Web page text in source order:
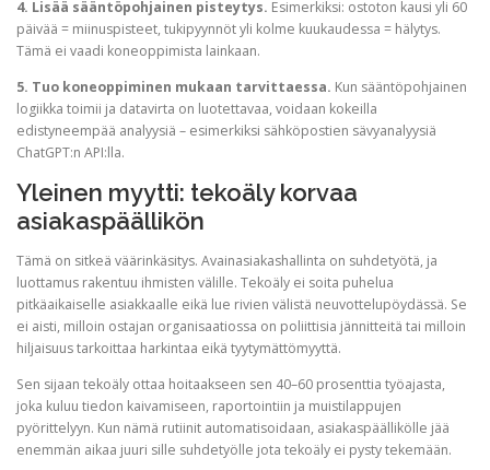
4. Lisää sääntöpohjainen pisteytys. Esimerkiksi: ostoton kausi yli 60
päivää = miinuspisteet, tukipyynnöt yli kolme kuukaudessa = hälytys.
Tämä ei vaadi koneoppimista lainkaan.
5. Tuo koneoppiminen mukaan tarvittaessa. Kun sääntöpohjainen
logiikka toimii ja datavirta on luotettavaa, voidaan kokeilla
edistyneempää analyysiä – esimerkiksi sähköpostien sävyanalyysiä
ChatGPT:n API:lla.
Yleinen myytti: tekoäly korvaa
asiakaspäällikön
Tämä on sitkeä väärinkäsitys. Avainasiakashallinta on suhdetyötä, ja
luottamus rakentuu ihmisten välille. Tekoäly ei soita puhelua
pitkäaikaiselle asiakkaalle eikä lue rivien välistä neuvottelupöydässä. Se
ei aisti, milloin ostajan organisaatiossa on poliittisia jännitteitä tai milloin
hiljaisuus tarkoittaa harkintaa eikä tyytymättömyyttä.
Sen sijaan tekoäly ottaa hoitaakseen sen 40–60 prosenttia työajasta,
joka kuluu tiedon kaivamiseen, raportointiin ja muistilappujen
pyörittelyyn. Kun nämä rutiinit automatisoidaan, asiakaspäällikölle jää
enemmän aikaa juuri sille suhdetyölle jota tekoäly ei pysty tekemään.